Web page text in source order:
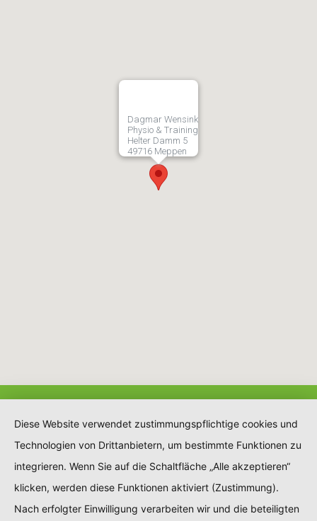
Dagmar Wensink
Physio & Training
Helter Damm 5
49716 Meppen
Diese Website verwendet zustimmungspflichtige cookies und
Technologien von Drittanbietern, um bestimmte Funktionen zu
integrieren. Wenn Sie auf die Schaltfläche „Alle akzeptieren“
klicken, werden diese Funktionen aktiviert (Zustimmung).
Nach erfolgter Einwilligung verarbeiten wir und die beteiligten